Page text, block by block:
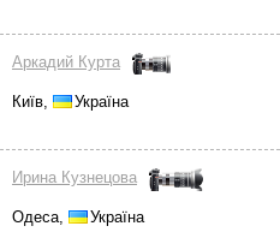
Аркадий Курта
Київ, Україна
Ирина Кузнецова
Одеса, Україна